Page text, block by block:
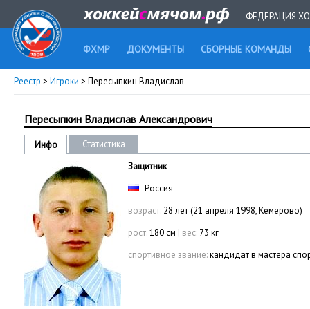
ФЕДЕРАЦИЯ
ФХМР ДОКУМЕНТЫ СБОРНЫЕ КОМАНДЫ
Реестр > Игроки > Пересыпкин Владислав
Пересыпкин Владислав Александрович
Инфо
Статистика
Защитник
Россия
возраст: 28 лет (21 апреля 1998, Кемерово)
рост:180 см | вес: 73 кг
спортивное звание:кандидат в мастера